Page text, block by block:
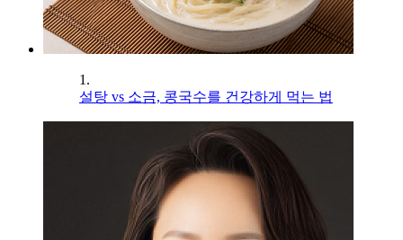
1.
설탕 vs 소금, 콩국수를 건강하게 먹는 법